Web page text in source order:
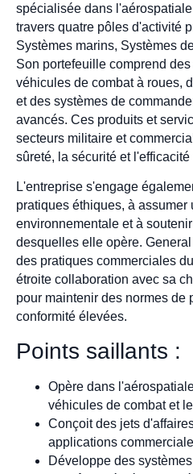
spécialisée dans
travers quatre pôles d'activité
Systèmes marins, Systèmes
Son portefeuille comprend
véhicules de combat à roues,
et des systèmes de
avancés. Ces produits et
secteurs militaire et
sûreté, la sécurité et
L'entreprise s'engage
pratiques éthiques, à
environnementale et à
desquelles elle opère.
des pratiques commerciales
étroite collaboration avec sa
pour maintenir des normes de
conformité élevées.
Points saillants :
Opère dans
véhicules de combat et
Conçoit des jets
applications
Développe des